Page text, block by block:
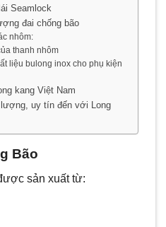
Seamlock
đai chống bão
nhôm:
thanh nhôm
liệu bulong inox cho phụ kiện
kang Việt Nam
uy tín đến với Long
Bão
sản xuất từ: